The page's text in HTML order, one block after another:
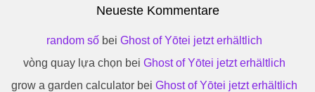
Neueste Kommentare
random sốbei Ghost of Yōtei jetzt erhältlich
vòng quay lựa chọn bei Ghost of Yōtei jetzt erhältlich
grow a garden calculatorbei Ghost of Yōtei jetzt erhältlich